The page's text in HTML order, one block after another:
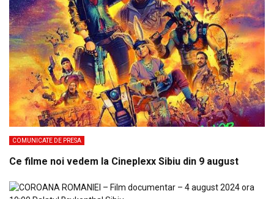
COMUNICATE DE PRESA
Ce filme noi vedem la Cineplexx Sibiu din 9 august